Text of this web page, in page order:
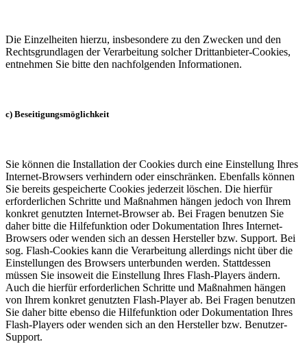
Die Einzelheiten hierzu, insbesondere zu den Zwecken und den
Rechtsgrundlagen der Verarbeitung solcher Drittanbieter-Cookies,
entnehmen Sie bitte den nachfolgenden Informationen.
c) Beseitigungsmöglichkeit
Sie können die Installation der Cookies durch eine Einstellung Ihres
Internet-Browsers verhindern oder einschränken. Ebenfalls können
Sie bereits gespeicherte Cookies jederzeit löschen. Die hierfür
erforderlichen Schritte und Maßnahmen hängen jedoch von Ihrem
konkret genutzten Internet-Browser ab. Bei Fragen benutzen Sie
daher bitte die Hilfefunktion oder Dokumentation Ihres Internet-
Browsers oder wenden sich an dessen Hersteller bzw. Support. Bei
sog. Flash-Cookies kann die Verarbeitung allerdings nicht über die
Einstellungen des Browsers unterbunden werden. Stattdessen
müssen Sie insoweit die Einstellung Ihres Flash-Players ändern.
Auch die hierfür erforderlichen Schritte und Maßnahmen hängen
von Ihrem konkret genutzten Flash-Player ab. Bei Fragen benutzen
Sie daher bitte ebenso die Hilfefunktion oder Dokumentation Ihres
Flash-Players oder wenden sich an den Hersteller bzw. Benutzer-
Support.